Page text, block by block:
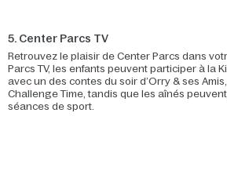
5. Center Parcs TV
Retrouvez le plaisir de Center Parcs dans
Parcs TV, les enfants peuvent participer à la
avec un des contes du soir d’Orry & ses
Challenge Time, tandis que les aînés
séances de sport.